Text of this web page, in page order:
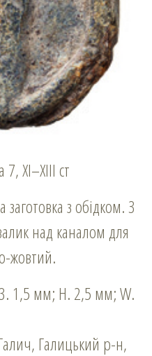
ХІ–ХІІІ ст
з обідком. З
над каналом для
жовтий.
1,5 мм; Н. 2,5 мм; W.
Галицький р-н,